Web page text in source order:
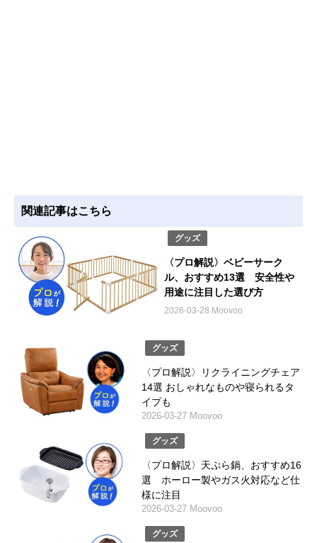
関連記事はこちら
グッズ
〈プロ解説〉ベビーサーク
ル、おすすめ13選 安全性や
用途に注目した選び方
2026-03-28 Moovoo
グッズ
〈プロ解説〉リクライニングチェア
14選 おしゃれなものや寝られるタ
イプも
2026-03-27 Moovoo
グッズ
〈プロ解説〉天ぷら鍋、おすすめ16
選 ホーロー製やガス火対応など仕
様に注目
2026-03-27 Moovoo
グッズ